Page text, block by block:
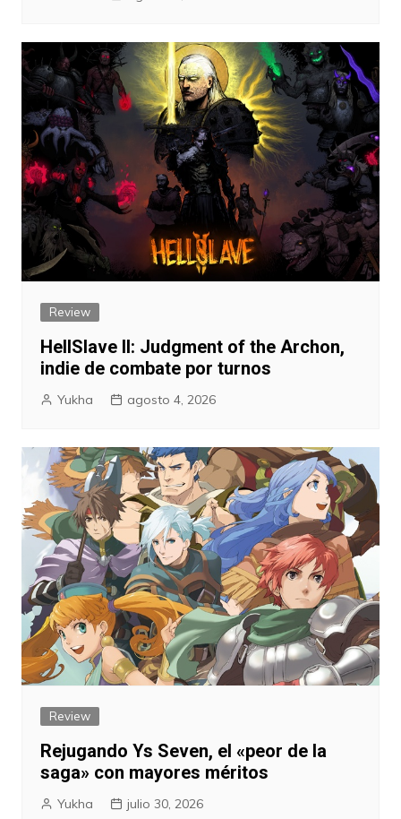
Review
HellSlave II: Judgment of the Archon,
indie de combate por turnos
Yukha agosto 4, 2026
Review
Rejugando Ys Seven, el «peor de la
saga» con mayores méritos
Yukha julio 30, 2026